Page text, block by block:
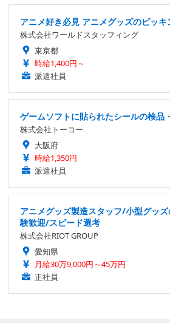
アニメ好き必見 アニメグッズのピッキ
株式会社ワールドスタッフィング
東京都
時給1,400円～
派遣社員
ゲームソフトに貼られたシールの検品
株式会社トーコー
大阪府
時給1,350円
派遣社員
アニメグッズ製造スタッフ/小型グッ
験歓迎/スピード選考
株式会社RIOT GROUP
愛知県
月給30万9,000円～45万円
正社員